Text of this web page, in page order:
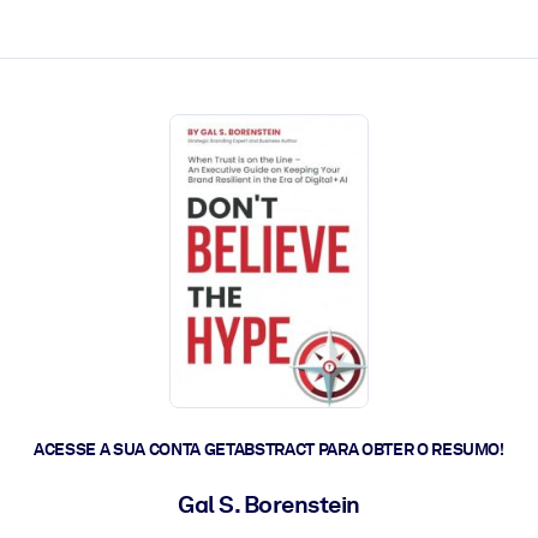
ACESSE A SUA CONTA GETABSTRACT PARA OBTER O RESUMO!
Gal S. Borenstein